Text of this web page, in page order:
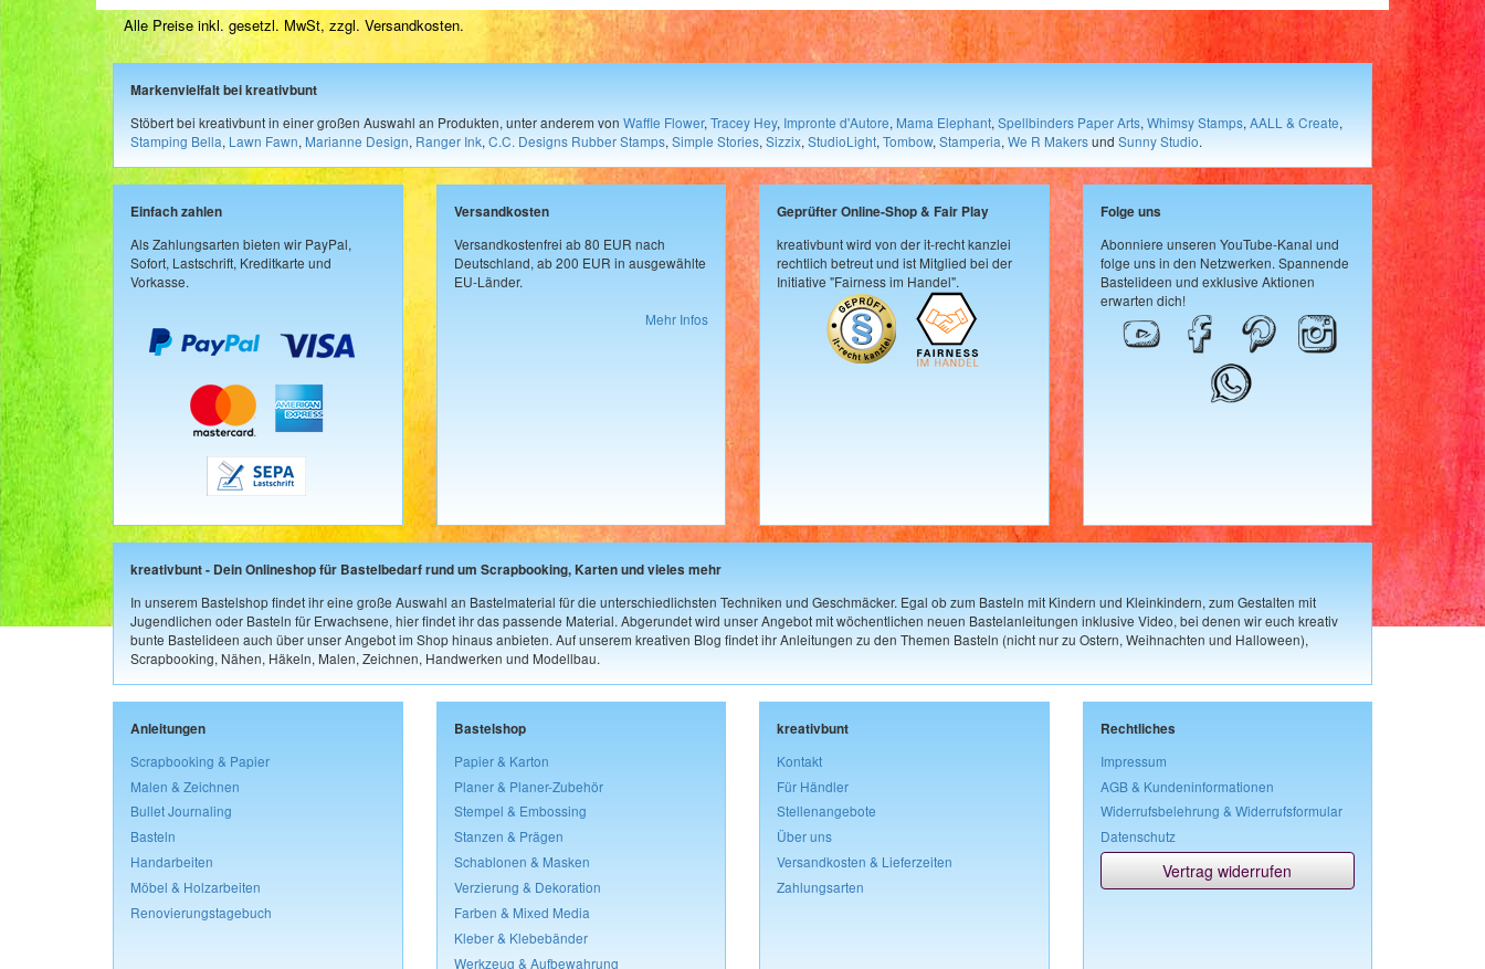
Alle Preise inkl. gesetzl. MwSt, zzgl. Versandkosten.
Markenvielfalt bei kreativbunt
Stöbert bei kreativbunt in einer großen Auswahl an Produkten, unter anderem von Waffle Flower, Tracey Hey, Impronte d'Autore, Mama Elephant, Spellbinders Paper Arts, Whimsy Stamps, AALL & Create,
Stamping Bella, Lawn Fawn, Marianne Design, Ranger Ink, C.C. Designs Rubber Stamps, Simple Stories, Sizzix, StudioLight, Tombow, Stamperia, We R Makersund Sunny Studio.
Einfach zahlen
Als Zahlungsarten bieten wir PayPal,
Sofort, Lastschrift, Kreditkarte und
Vorkasse.
Versandkosten
Versandkostenfrei ab 80 EUR nach
Deutschland, ab 200 EUR in ausgewählte
EU-Länder.
Mehr Infos
Geprüfter Online-Shop & Fair Play
kreativbunt wird von der it-recht kanzlei
rechtlich betreut und ist Mitglied bei der
Initiative "Fairness im Handel".
Folge uns
Abonniere unseren YouTube-Kanal und
folge uns in den Netzwerken. Spannende
Bastelideen und exklusive Aktionen
erwarten dich!
kreativbunt - Dein Onlineshop für Bastelbedarf rund um Scrapbooking, Karten und vieles mehr
In unserem Bastelshop findet ihr eine große Auswahl an Bastelmaterial für die unterschiedlichsten Techniken und Geschmäcker. Egal ob zum Basteln mit Kindern und Kleinkindern, zum Gestalten mit
Jugendlichen oder Basteln für Erwachsene, hier findet ihr das passende Material. Abgerundet wird unser Angebot mit wöchentlichen neuen Bastelanleitungen inklusive Video, bei denen wir euch kreativ
bunte Bastelideen auch über unser Angebot im Shop hinaus anbieten. Auf unserem kreativen Blog findet ihr Anleitungen zu den Themen Basteln (nicht nur zu Ostern, Weihnachten und Halloween),
Scrapbooking, Nähen, Häkeln, Malen, Zeichnen, Handwerken und Modellbau.
Anleitungen
Scrapbooking & Papier
Malen & Zeichnen
Bullet Journaling
Basteln
Handarbeiten
Möbel & Holzarbeiten
Renovierungstagebuch
Bastelshop
Papier & Karton
Planer & Planer-Zubehör
Stempel & Embossing
Stanzen & Prägen
Schablonen & Masken
Verzierung & Dekoration
Farben & Mixed Media
Kleber & Klebebänder
Werkzeug & Aufbewahrung
kreativbunt
Kontakt
Für Händler
Stellenangebote
Über uns
Versandkosten & Lieferzeiten
Zahlungsarten
Rechtliches
Impressum
AGB & Kundeninformationen
Widerrufsbelehrung & Widerrufsformular
Datenschutz
Vertrag widerrufen